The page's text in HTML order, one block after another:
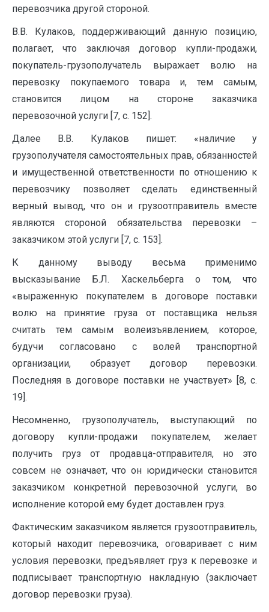
перевозчика другой стороной.
В.В. Кулаков, поддерживающий данную позицию,
полагает, что заключая договор купли-продажи,
покупатель-грузополучатель выражает волю на
перевозку покупаемого товара и, тем самым,
становится лицом на стороне заказчика
перевозочной услуги [7, с. 152].
Далее В.В. Кулаков пишет: «наличие у
грузополучателя самостоятельных прав, обязанностей
и имущественной ответственности по отношению к
перевозчику позволяет сделать единственный
верный вывод, что он и грузоотправитель вместе
являются стороной обязательства перевозки –
заказчиком этой услуги [7, с. 153].
К данному выводу весьма применимо
высказывание Б.Л. Хаскельберга о том, что
«выраженную покупателем в договоре поставки
волю на принятие груза от поставщика нельзя
считать тем самым волеизъявлением, которое,
будучи согласовано с волей транспортной
организации, образует договор перевозки.
Последняя в договоре поставки не участвует» [8, с.
19].
Несомненно, грузополучатель, выступающий по
договору купли-продажи покупателем, желает
получить груз от продавца-отправителя, но это
совсем не означает, что он юридически становится
заказчиком конкретной перевозочной услуги, во
исполнение которой ему будет доставлен груз.
Фактическим заказчиком является грузоотправитель,
который находит перевозчика, оговаривает с ним
условия перевозки, предъявляет груз к перевозке и
подписывает транспортную накладную (заключает
договор перевозки груза).